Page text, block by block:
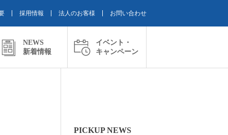
採用情報 法人のお客様 お問い合わせ
NEWS
新着情報
イベント・
キャンペーン
PICKUP NEWS